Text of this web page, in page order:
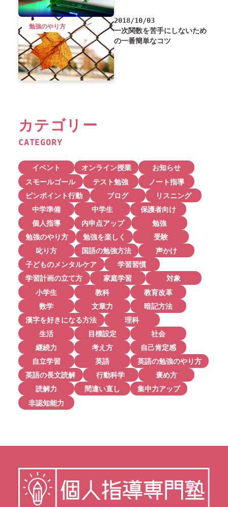
2018/10/03
一次関数を苦手にしないため
の一番簡単なコツ
勉強のやり方
カテゴリー
CATEGORY
イベント オンライン授業
お知らせ
スモールゴール
テスト勉強
ノート指導
ピンポイント行動
ブログ
リスニング
中学準備
中学生
保護者向け
個人指導
内申点アップ
勉強
勉強のやり方
勉強を楽しく
受験
叱り方
国語の勉強方法
声かけ
子どものメンタルケア
学習習慣
学習計画の立て方
家庭学習
対象
小学生
教科
教育改革
数学
文章力
暗記方法
漢字を好きになる方法
理科
生活
目標設定
社会
継続力
考え方
自己肯定感
自立学習
英語
英語の勉強のやり方
英語の長文読解
行動科学
褒め方
読解力
間違い直し
集中力アップ
非認知能力